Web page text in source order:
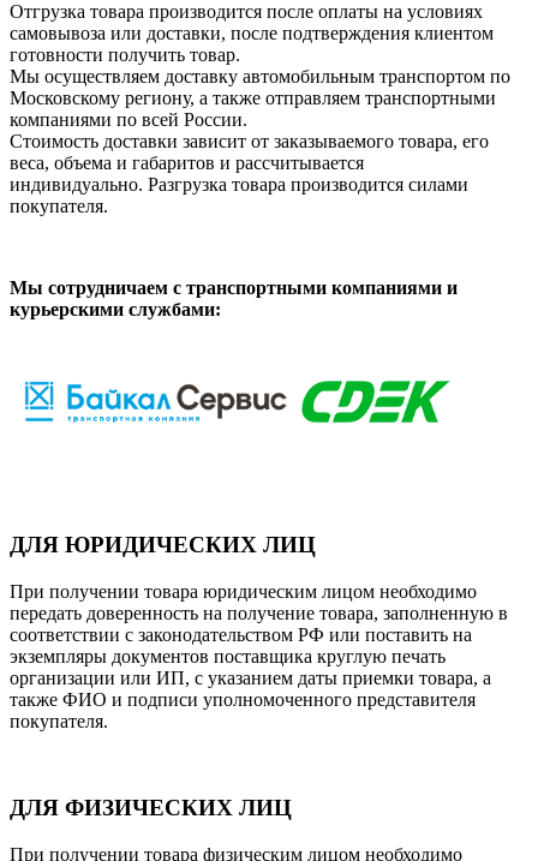
Отгрузка товара производится после оплаты на условиях
самовывоза или доставки, после подтверждения клиентом
готовности получить товар.
Мы осуществляем доставку автомобильным транспортом по
Московскому региону, а также отправляем транспортными
компаниями по всей России.
Стоимость доставки зависит от заказываемого товара, его
веса, объема и габаритов и рассчитывается
индивидуально. Разгрузка товара производится силами
покупателя.
Мы сотрудничаем с транспортными компаниями и
курьерскими службами:
ДЛЯ ЮРИДИЧЕСКИХ ЛИЦ
При получении товара юридическим лицом необходимо
передать доверенность на получение товара, заполненную в
соответствии с законодательством РФ или поставить на
экземпляры документов поставщика круглую печать
организации или ИП, с указанием даты приемки товара, а
также ФИО и подписи уполномоченного представителя
покупателя.
ДЛЯ ФИЗИЧЕСКИХ ЛИЦ
При получении товара физическим лицом необходимо